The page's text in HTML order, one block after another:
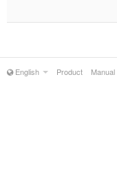
English Product Manual